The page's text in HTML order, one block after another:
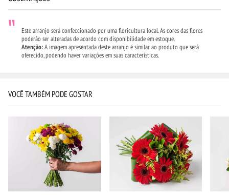
Este arranjo será confeccionado por uma floricultura local. As cores das flores
poderão ser alteradas de acordo com disponibilidade em estoque.
Atenção:A imagem apresentada deste arranjo é similar ao produto que será
oferecido, podendo haver variações em suas características.
VOCÊ TAMBÉM PODE GOSTAR